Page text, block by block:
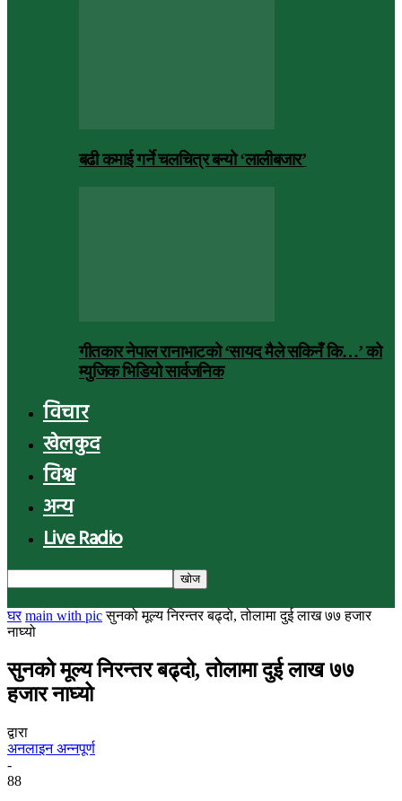
बढी कमाई गर्ने चलचित्र बन्यो ‘लालीबजार’
गीतकार नेपाल रानाभाटको ‘सायद मैले सकिनँ कि…’ को
म्युजिक भिडियो सार्वजनिक
विचार
खेलकुद
विश्व
अन्य
Live Radio
घर main with pic सुनको मूल्य निरन्तर बढ्दो, तोलामा दुई लाख ७७ हजार
नाघ्यो
सुनको मूल्य निरन्तर बढ्दो, तोलामा दुई लाख ७७
हजार नाघ्यो
द्वारा
अनलाइन अन्नपूर्ण
-
88